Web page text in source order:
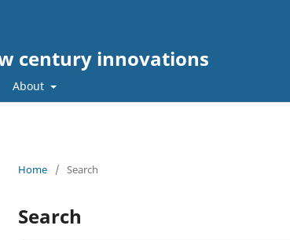
century innovations
About
Home / Search
Search